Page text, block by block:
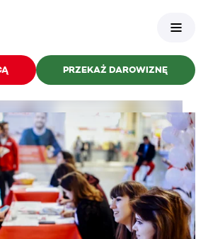
PRZEKAŻ DAROWIZNĘ